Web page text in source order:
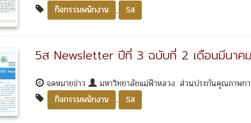
กิจกรรมพนักงาน
, 5ส
5ส Newsletter ปีที่ 3 ฉบับที่ 2 เดือนมีนาค
จดหมายข่าว มหาวิทยาลัยแม่ฟ้าหลวง. ส่วนประกันคุณภาพก
กิจกรรมพนักงาน
, 5ส